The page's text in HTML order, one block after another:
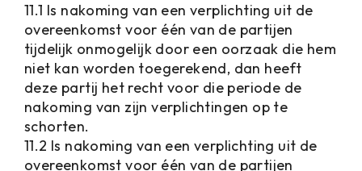
11.1 Is nakoming van een verplichting uit de
overeenkomst voor één van de partijen
tijdelijk onmogelijk door een oorzaak die hem
niet kan worden toegerekend, dan heeft
deze partij het recht voor die periode de
nakoming van zijn verplichtingen op te
schorten.
11.2 Is nakoming van een verplichting uit de
overeenkomst voor één van de partijen